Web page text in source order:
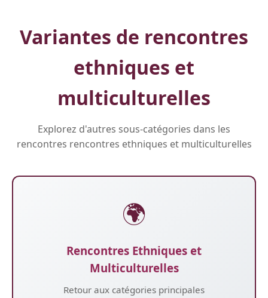
Variantes de rencontres
ethniques et
multiculturelles
Explorez d'autres sous-catégories dans les
rencontres rencontres ethniques et multiculturelles
🌍
Rencontres Ethniques et
Multiculturelles
Retour aux catégories principales